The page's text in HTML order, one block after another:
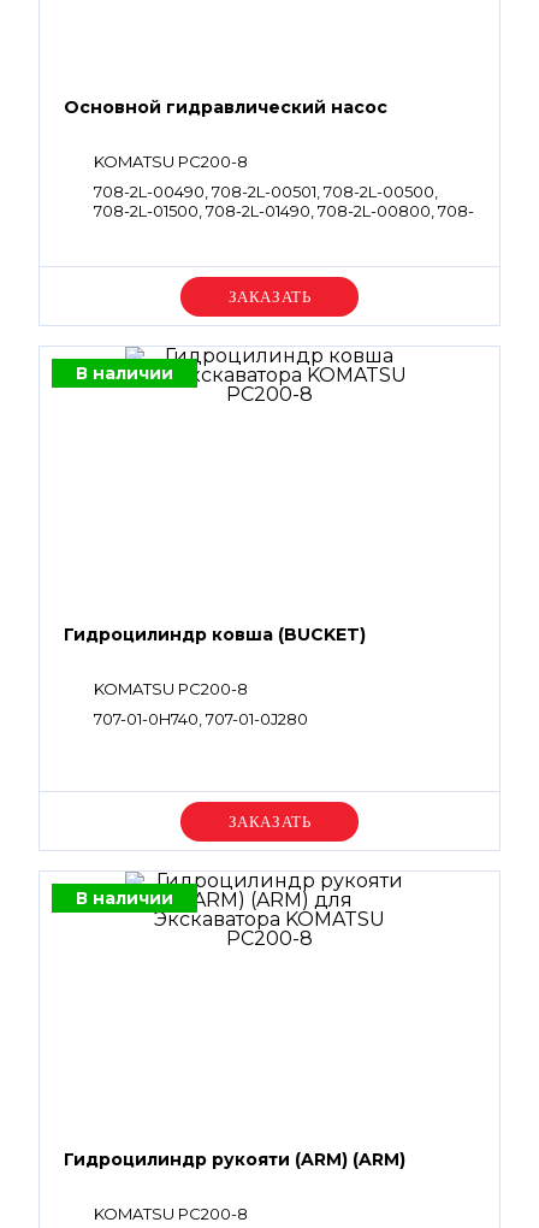
Основной гидравлический насос
KOMATSU PC200-8
708-2L-00490, 708-2L-00501, 708-2L-00500,
708-2L-01500, 708-2L-01490, 708-2L-00800, 708-
Уточняйте цену
В наличии
Гидроцилиндр ковша (BUCKET)
KOMATSU PC200-8
707-01-0H740, 707-01-0J280
Уточняйте цену
В наличии
Гидроцилиндр рукояти (ARM) (ARM)
KOMATSU PC200-8